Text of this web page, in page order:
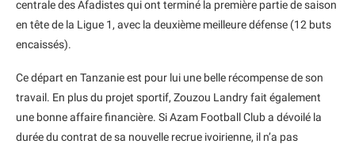
centrale des Afadistes qui ont terminé la première partie de saison
en tête de la Ligue 1, avec la deuxième meilleure défense (12 buts
encaissés).
Ce départ en Tanzanie est pour lui une belle récompense de son
travail. En plus du projet sportif, Zouzou Landry fait également
une bonne affaire financière. Si Azam Football Club a dévoilé la
durée du contrat de sa nouvelle recrue ivoirienne, il n’a pas